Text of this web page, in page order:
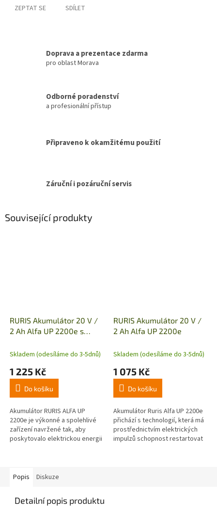
ZEPTAT SE SDÍLET
Doprava a prezentace zdarma
pro oblast Morava
Odborné poradenství
a profesionální přístup
Připraveno k okamžitému použití
Záruční i pozáruční servis
Související produkty
RURIS Akumulátor 20 V /
2 Ah Alfa UP 2200e s
Skladem (odesíláme do 3-5dnů)
1 225 Kč
Do košíku
Akumulátor RURIS ALFA UP
2200e je výkonné a spolehlivé
zařízení navržené tak, aby
poskytovalo elektrickou energii
RURIS Akumulátor 20 V /
2 Ah Alfa UP 2200e
Skladem (odesíláme do 3-5dnů)
1 075 Kč
Do košíku
Akumulátor Ruris Alfa UP 2200e
přichází s technologií, která má
prostřednictvím elektrických
impulzů schopnost restartovat
Popis Diskuze
Detailní popis produktu